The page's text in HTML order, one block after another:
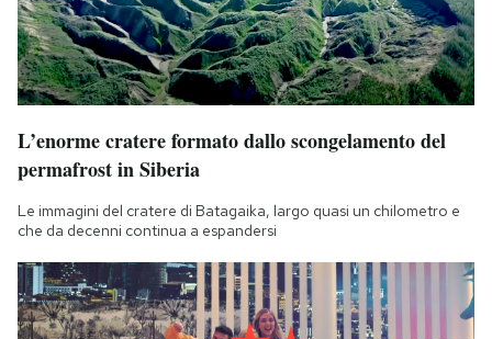
L’enorme cratere formato dallo scongelamento del
permafrost in Siberia
Le immagini del cratere di Batagaika, largo quasi un chilometro e
che da decenni continua a espandersi